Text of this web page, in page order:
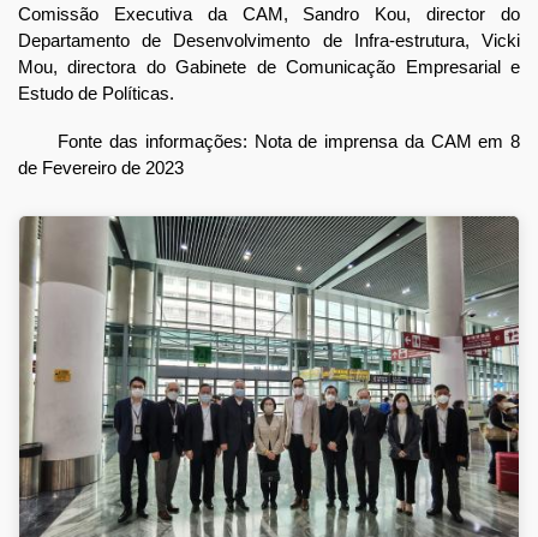
Comissão Executiva da CAM, Sandro Kou, director do
Departamento de Desenvolvimento de Infra-estrutura, Vicki
Mou, directora do Gabinete de Comunicação Empresarial e
Estudo de Políticas.
Fonte das informações: Nota de imprensa da CAM em 8
de Fevereiro de 2023